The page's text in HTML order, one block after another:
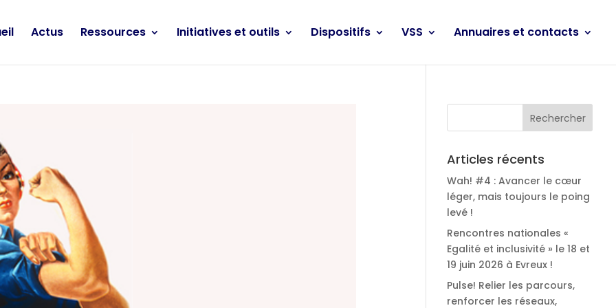
Actus Ressources Initiatives et outils Dispositifs VSS Annuaires et contacts
Articles récents
Wah! #4 : Avancer le cœur
léger, mais toujours le poing
levé !
Rencontres nationales «
Egalité et inclusivité » le 18 et
19 juin 2026 à Evreux !
Pulse! Relier les parcours,
renforcer les réseaux,